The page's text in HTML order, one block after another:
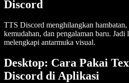
Discord
TTS Discord menghilangkan hambatan,
kemudahan, dan pengalaman baru. Jadi
melengkapi antarmuka visual.
Desktop: Cara Pakai
Discord di Aplikasi